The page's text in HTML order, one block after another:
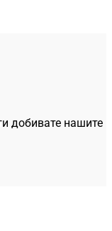
добивате нашите